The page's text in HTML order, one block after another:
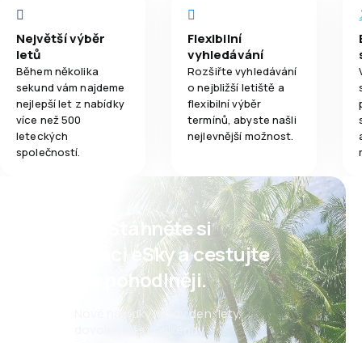
without
Komfort
Přeprava
Největší výběr
letů
Během několika
sekund vám najdeme
nejlepší let z nabídky
více než 500
leteckých
společností.
Flexibilní
vyhledávání
Rozšiřte vyhledávání
o nejbližší letiště a
flexibilní výběr
termínů, abyste našli
nejlevnější možnost.
Psst! Stáhněte si
aplikaci eSky a cestujte
ještě pohodlněji.
Nové nabídky každý den: lety,
dovolené, eurovíkendy